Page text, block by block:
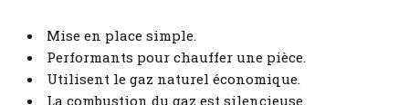
Mise en place simple.
Performants pour chauffer une pièce.
Utilisent le gaz naturel économique.
La combustion du gaz est silencieuse.